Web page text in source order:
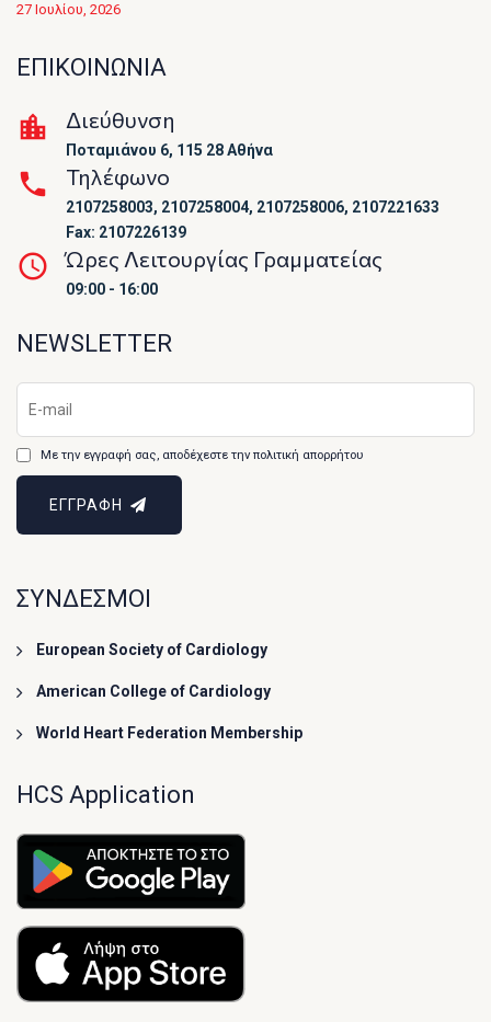
27 Ιουλίου, 2026
ΕΠΙΚΟΙΝΩΝΙΑ
Διεύθυνση
Ποταμιάνου 6, 115 28 Αθήνα
Τηλέφωνο
2107258003, 2107258004, 2107258006, 2107221633
Fax: 2107226139
Ώρες Λειτουργίας Γραμματείας
09:00 - 16:00
NEWSLETTER
Με την εγγραφή σας, αποδέχεστε την πολιτική απορρήτου
ΕΓΓΡΑΦΗ
ΣΥΝΔΕΣΜΟΙ
European Society of Cardiology
American College of Cardiology
World Heart Federation Membership
HCS Application